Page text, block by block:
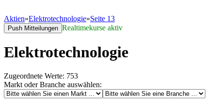
Aktien»Elektrotechnologie»Seite 13
Push Mitteilungen Realtimekurse aktiv
Elektrotechnologie
Zugeordnete Werte: 753
Markt oder Branche auswählen: